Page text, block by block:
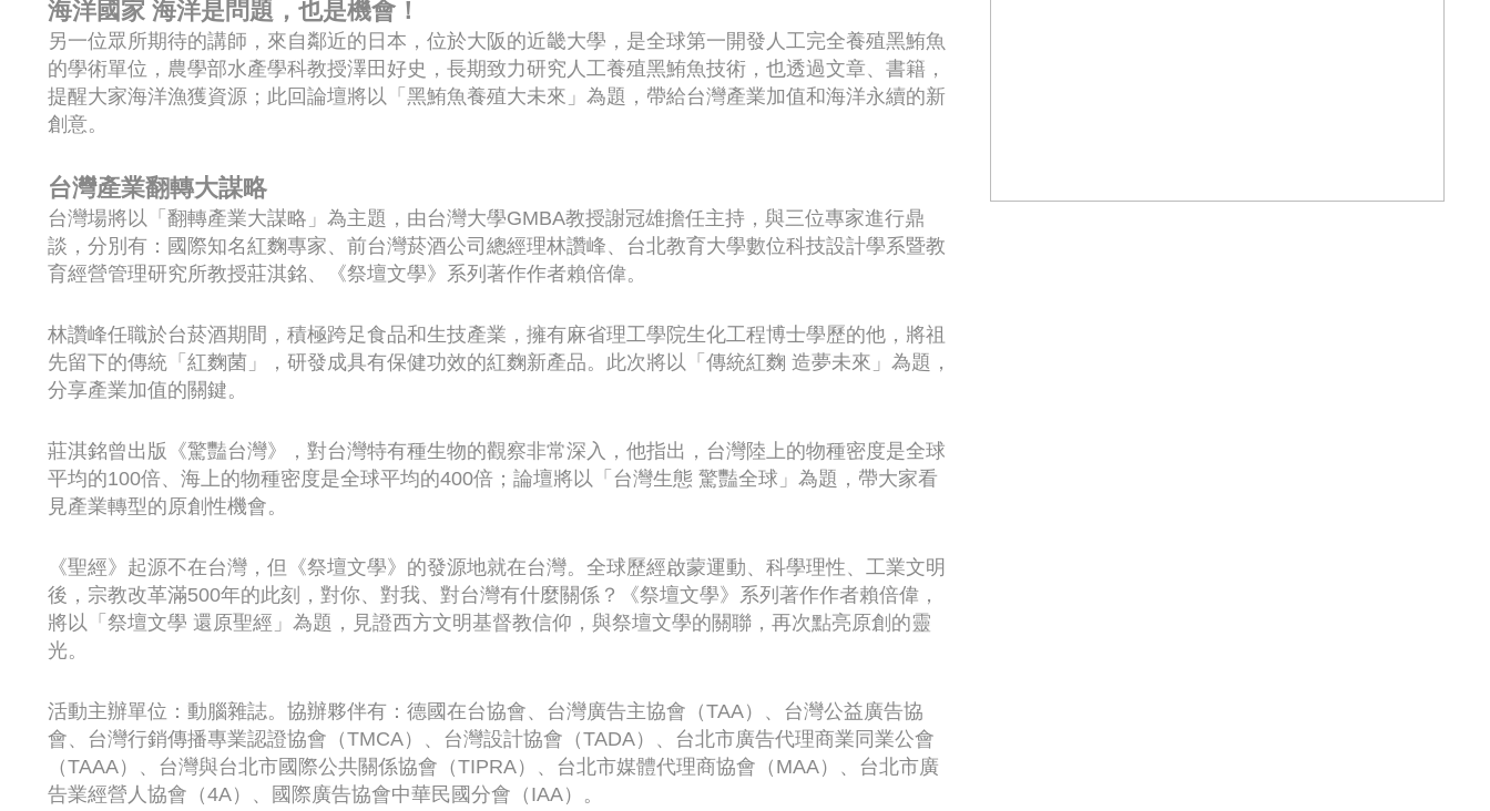
海洋國家 海洋是問題，也是機會！
另一位眾所期待的講師，來自鄰近的日本，位於大阪的近畿大學，是全球第一開發人工完全養殖黑鮪魚
的學術單位，農學部水產學科教授澤田好史，長期致力研究人工養殖黑鮪魚技術，也透過文章、書籍，
提醒大家海洋漁獲資源；此回論壇將以「黑鮪魚養殖大未來」為題，帶給台灣產業加值和海洋永續的新
創意。
台灣產業翻轉大謀略
台灣場將以「翻轉產業大謀略」為主題，由台灣大學GMBA教授謝冠雄擔任主持，與三位專家進行鼎
談，分別有：國際知名紅麴專家、前台灣菸酒公司總經理林讚峰、台北教育大學數位科技設計學系暨教
育經營管理研究所教授莊淇銘、《祭壇文學》系列著作作者賴倍偉。
林讚峰任職於台菸酒期間，積極跨足食品和生技產業，擁有麻省理工學院生化工程博士學歷的他，將祖
先留下的傳統「紅麴菌」，研發成具有保健功效的紅麴新產品。此次將以「傳統紅麴 造夢未來」為題，
分享產業加值的關鍵。
莊淇銘曾出版《驚豔台灣》，對台灣特有種生物的觀察非常深入，他指出，台灣陸上的物種密度是全球
平均的100倍、海上的物種密度是全球平均的400倍；論壇將以「台灣生態 驚豔全球」為題，帶大家看
見產業轉型的原創性機會。
《聖經》起源不在台灣，但《祭壇文學》的發源地就在台灣。全球歷經啟蒙運動、科學理性、工業文明
後，宗教改革滿500年的此刻，對你、對我、對台灣有什麼關係？《祭壇文學》系列著作作者賴倍偉，
將以「祭壇文學 還原聖經」為題，見證西方文明基督教信仰，與祭壇文學的關聯，再次點亮原創的靈
光。
活動主辦單位：動腦雜誌。協辦夥伴有：德國在台協會、台灣廣告主協會（TAA）、台灣公益廣告協
會、台灣行銷傳播專業認證協會（TMCA）、台灣設計協會（TADA）、台北市廣告代理商業同業公會
（TAAA）、台灣與台北市國際公共關係協會（TIPRA）、台北市媒體代理商協會（MAA）、台北市廣
告業經營人協會（4A）、國際廣告協會中華民國分會（IAA）。